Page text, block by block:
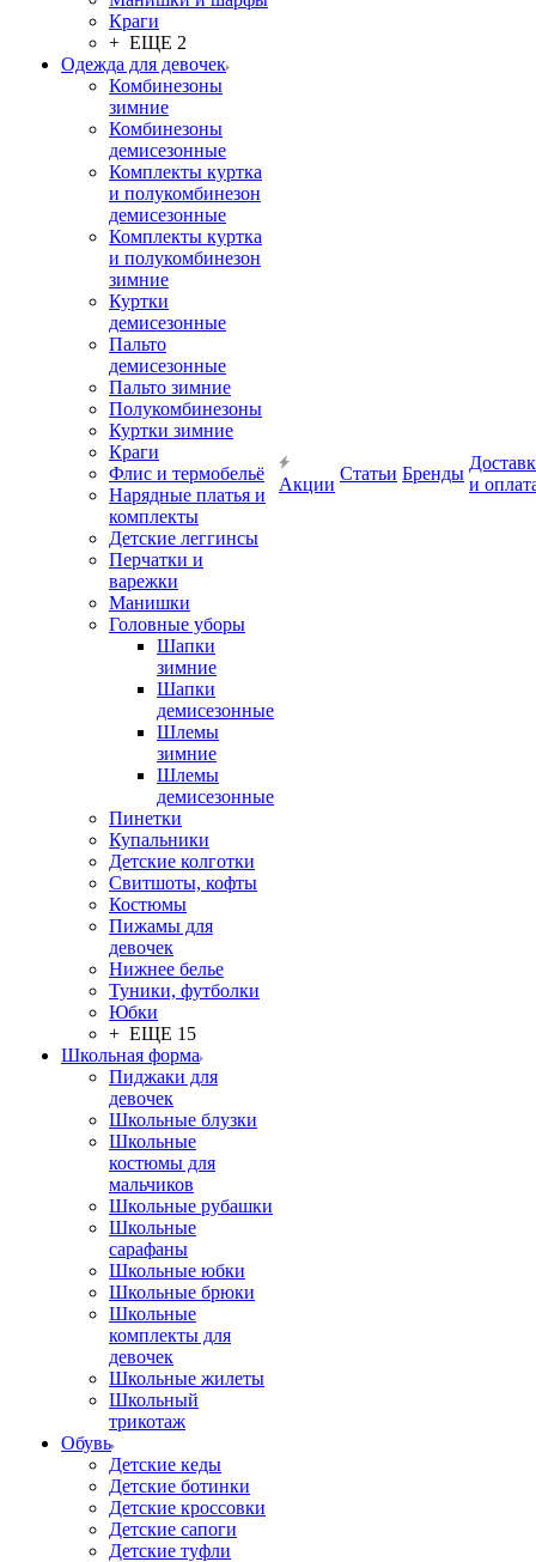
Краги
+ ЕЩЕ 2
Одежда для девочек
Комбинезоны
зимние
Комбинезоны
демисезонные
Комплекты куртка
и полукомбинезон
демисезонные
Комплекты куртка
и полукомбинезон
зимние
Куртки
демисезонные
Пальто
демисезонные
Пальто зимние
Полукомбинезоны
Куртки зимние
Краги
Флис и термобельё
Нарядные платья и
комплекты
Детские леггинсы
Перчатки и
варежки
Манишки
Головные уборы
Шапки
зимние
Шапки
демисезонные
Шлемы
зимние
Шлемы
демисезонные
Пинетки
Купальники
Детские колготки
Свитшоты, кофты
Костюмы
Пижамы для
девочек
Нижнее белье
Туники, футболки
Юбки
+ ЕЩЕ 15
Школьная форма
Пиджаки для
девочек
Школьные блузки
Школьные
костюмы для
мальчиков
Школьные рубашки
Школьные
сарафаны
Школьные юбки
Школьные брюки
Школьные
комплекты для
девочек
Школьные жилеты
Школьный
трикотаж
Обувь
Детские кеды
Детские ботинки
Детские кроссовки
Детские сапоги
Детские туфли
Акции
Статьи Бренды
и